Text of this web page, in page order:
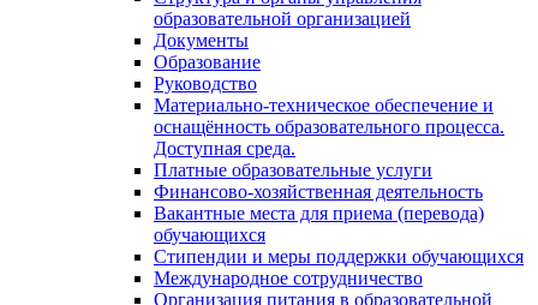
образовательной организацией
Документы
Образование
Руководство
Материально-техническое обеспечение и
оснащённость образовательного процесса.
Доступная среда.
Платные образовательные услуги
Финансово-хозяйственная деятельность
Вакантные места для приема (перевода)
обучающихся
Стипендии и меры поддержки обучающихся
Международное сотрудничество
Организация питания в образовательной